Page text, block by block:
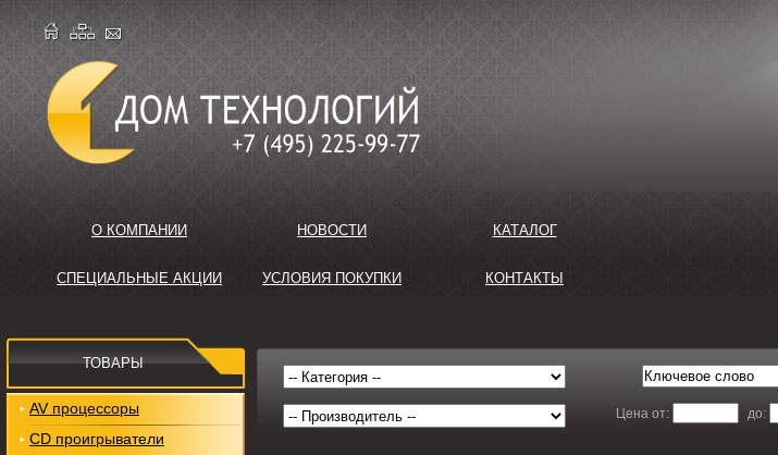
О КОМПАНИИ НОВОСТИ КАТАЛОГ
СПЕЦИАЛЬНЫЕ АКЦИИ УСЛОВИЯ ПОКУПКИ КОНТАКТЫ
Цена от: до:
ТОВАРЫ
AV процессоры
CD проигрыватели